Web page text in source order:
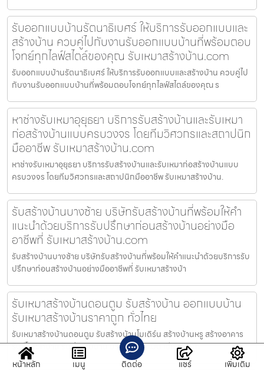
รับออกแบบบ้านรัตนาธิเบศร์ ให้บริการรับออกแบบและ
สร้างบ้าน ควบคู่ไปกับงานรับออกแบบบ้านที่พร้อมตอบ
โจทย์ทุกไลฟ์สไตล์ของคุณ รับเหมาสร้างบ้าน.com
รับออกแบบบ้านรัตนาธิเบศร์ ให้บริการรับออกแบบและสร้างบ้าน ควบคู่ไป
กับงานรับออกแบบบ้านที่พร้อมตอบโจทย์ทุกไลฟ์สไตล์ของคุณ ร
หาช่างรับเหมาอุยุธยา บริการรับสร้างบ้านและรับเหมา
ก่อสร้างบ้านแบบครบวงจร โดยทีมวิศวกรและสถาปนิก
มืออาชีพ รับเหมาสร้างบ้าน.com
หาช่างรับเหมาอุยุธยา บริการรับสร้างบ้านและรับเหมาก่อสร้างบ้านแบบ
ครบวงจร โดยทีมวิศวกรและสถาปนิกมืออาชีพ รับเหมาสร้างบ้าน.
รับสร้างบ้านบางซ้าย บริษัทรับสร้างบ้านที่พร้อมให้คำ
แนะนำด้วยบริการรับปรึกษาก่อนสร้างบ้านอย่างมือ
อาชีพที่ รับเหมาสร้างบ้าน.com
รับสร้างบ้านบางซ้าย บริษัทรับสร้างบ้านที่พร้อมให้คำแนะนำด้วยบริการรับ
ปรึกษาก่อนสร้างบ้านอย่างมืออาชีพที่ รับเหมาสร้างบ้า
รับเหมาสร้างบ้านดอนตูม รับสร้างบ้าน ออกแบบบ้าน
รับเหมาสร้างบ้านราคาถูก ทั่วไทย
รับเหมาสร้างบ้านดอนตูม รับสร้างบ้านโมเดิร์น สร้างบ้านหรู สร้างอาคาร
รับรีโนเวทบ้าน รับต่อเติมบ้าน บริการออกแบบ เขียนแบบก
หน้าหลัก
เมนู ติดต่อ แชร์ เพิ่มเติม